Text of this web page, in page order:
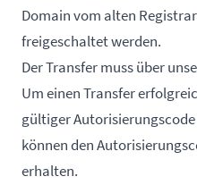
Domain vom alten
freigeschaltet werden.
Der Transfer muss über
Um einen Transfer
gültiger
können den
erhalten.